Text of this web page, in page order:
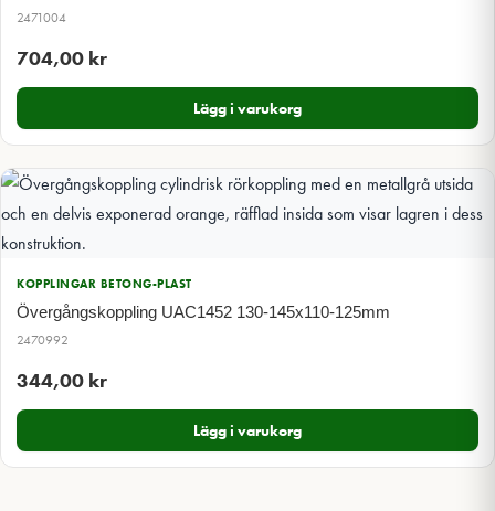
2471004
704,00 kr
Lägg i varukorg
KOPPLINGAR BETONG-PLAST
Övergångskoppling UAC1452 130-145x110-125mm
2470992
344,00 kr
Lägg i varukorg